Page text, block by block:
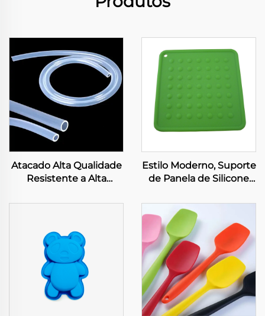
Atacado Alta Qualidade
Resistente a Alta
Personalizada 100%
Médico de Silicone Grau
Alimentício Mangueiras
Estilo Moderno, Suporte
de Panela de Silicone
e Secar, Muito Flexível,
Tapetes de Secagem
para Uso em Mesas